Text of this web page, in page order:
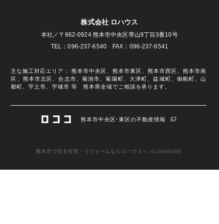
株式会社 ロハウス
本社／〒862-0924 熊本市中央区帯山9丁目3番10号
TEL：096-237-6540 FAX：096-237-6541
主な施工対応エリア： 熊本市中央区、熊本市東区、熊本市西区、熊本市南
区、熊本市北区、合志市、菊池市、菊陽町、大津町、益城町、御船町、山
都町、宇土市、宇城市 等 熊本県全域でご相談を承ります。
熊本市中央区･東区の不動産情報
熊本市で注文住宅・リフォームならロハウスへ ©LOHOUSE